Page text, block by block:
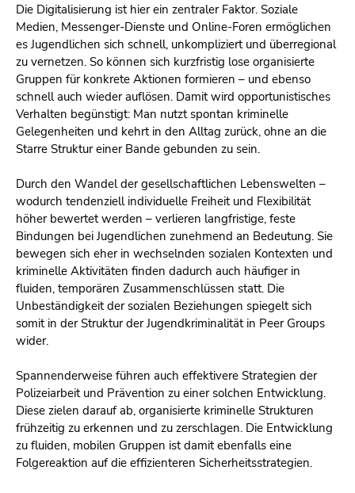
Die Digitalisierung ist hier ein zentraler Faktor. Soziale
Medien, Messenger-Dienste und Online-Foren ermöglichen
es Jugendlichen sich schnell, unkompliziert und überregional
zu vernetzen. So können sich kurzfristig lose organisierte
Gruppen für konkrete Aktionen formieren – und ebenso
schnell auch wieder auflösen. Damit wird opportunistisches
Verhalten begünstigt: Man nutzt spontan kriminelle
Gelegenheiten und kehrt in den Alltag zurück, ohne an die
Starre Struktur einer Bande gebunden zu sein.
Durch den Wandel der gesellschaftlichen Lebenswelten –
wodurch tendenziell individuelle Freiheit und Flexibilität
höher bewertet werden – verlieren langfristige, feste
Bindungen bei Jugendlichen zunehmend an Bedeutung. Sie
bewegen sich eher in wechselnden sozialen Kontexten und
kriminelle Aktivitäten finden dadurch auch häufiger in
fluiden, temporären Zusammenschlüssen statt. Die
Unbeständigkeit der sozialen Beziehungen spiegelt sich
somit in der Struktur der Jugendkriminalität in Peer Groups
wider.
Spannenderweise führen auch effektivere Strategien der
Polizeiarbeit und Prävention zu einer solchen Entwicklung.
Diese zielen darauf ab, organisierte kriminelle Strukturen
frühzeitig zu erkennen und zu zerschlagen. Die Entwicklung
zu fluiden, mobilen Gruppen ist damit ebenfalls eine
Folgereaktion auf die effizienteren Sicherheitsstrategien.